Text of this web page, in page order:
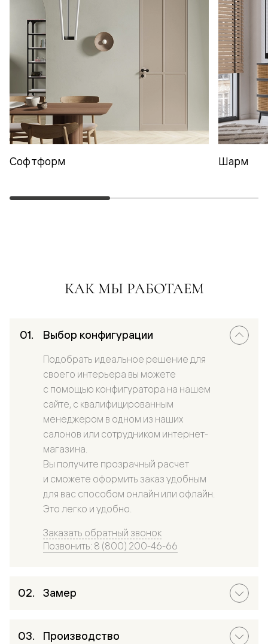
Софтформ Шарм
КАК МЫ РАБОТАЕМ
Выбор конфигурации
Подобрать идеальное решение для
своего интерьера вы можете
с помощью конфигуратора на нашем
сайте, с квалифицированным
менеджером в одном из наших
салонов или сотрудником интернет-
магазина.
Вы получите прозрачный расчет
и сможете оформить заказ удобным
для вас способом онлайн или офлайн.
Это легко и удобно.
Заказать обратный звонок
Позвонить: 8 (800) 200-46-66
Замер
Производство